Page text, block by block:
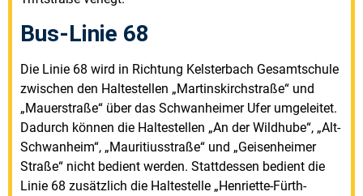
Bus-Linie 68
Die Linie 68 wird in Richtung Kelsterbach Gesamtschule
zwischen den Haltestellen „Martinskirchstraße“ und
„Mauerstraße“ über das Schwanheimer Ufer umgeleitet.
Dadurch können die Haltestellen „An der Wildhube“, „Alt-
Schwanheim“, „Mauritiusstraße“ und „Geisenheimer
Straße“ nicht bedient werden. Stattdessen bedient die
Linie 68 zusätzlich die Haltestelle „Henriette-Fürth-